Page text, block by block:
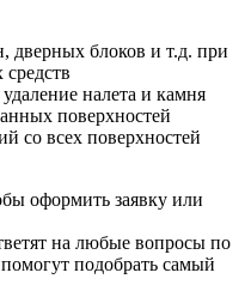
дверных блоков и т.д. при
налета и камня
поверхностей
со всех поверхностей
оформить заявку или
на любые вопросы по
подобрать самый